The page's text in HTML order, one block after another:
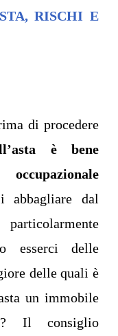
RISCHI E
di procedere
è bene
abbagliare dal
esserci delle
delle quali è
un immobile
Il consiglio